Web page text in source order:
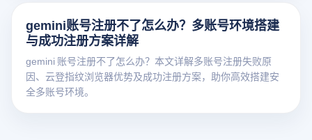
gemini账号注册不了怎么办？多账号环境搭建
与成功注册方案详解
gemini 账号注册不了怎么办？本文详解多账号注册失败原
因、云登指纹浏览器优势及成功注册方案，助你高效搭建安
全多账号环境。